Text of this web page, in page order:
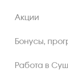
Акции
Бонусы,
Работа в